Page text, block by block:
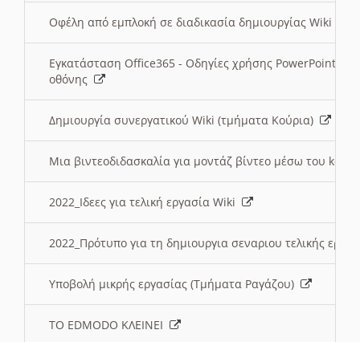
Οφέλη από εμπλοκή σε διαδικασία δημιουργίας Wiki
Εγκατάσταση Office365 - Οδηγίες χρήσης PowerPoint
οθόνης
Δημιουργία συνεργατικού Wiki (τμήματα Κούρια)
Μια βιντεοδιδασκαλία για μοντάζ βίντεο μέσω του
2022_Ιδεες για τελική εργασία Wiki
2022_Πρότυπο για τη δημιουργια σεναριου τελικής
Υποβολή μικρής εργασίας (Τμήματα Ραγάζου)
ΤΟ EDMODO ΚΛΕΙΝΕΙ